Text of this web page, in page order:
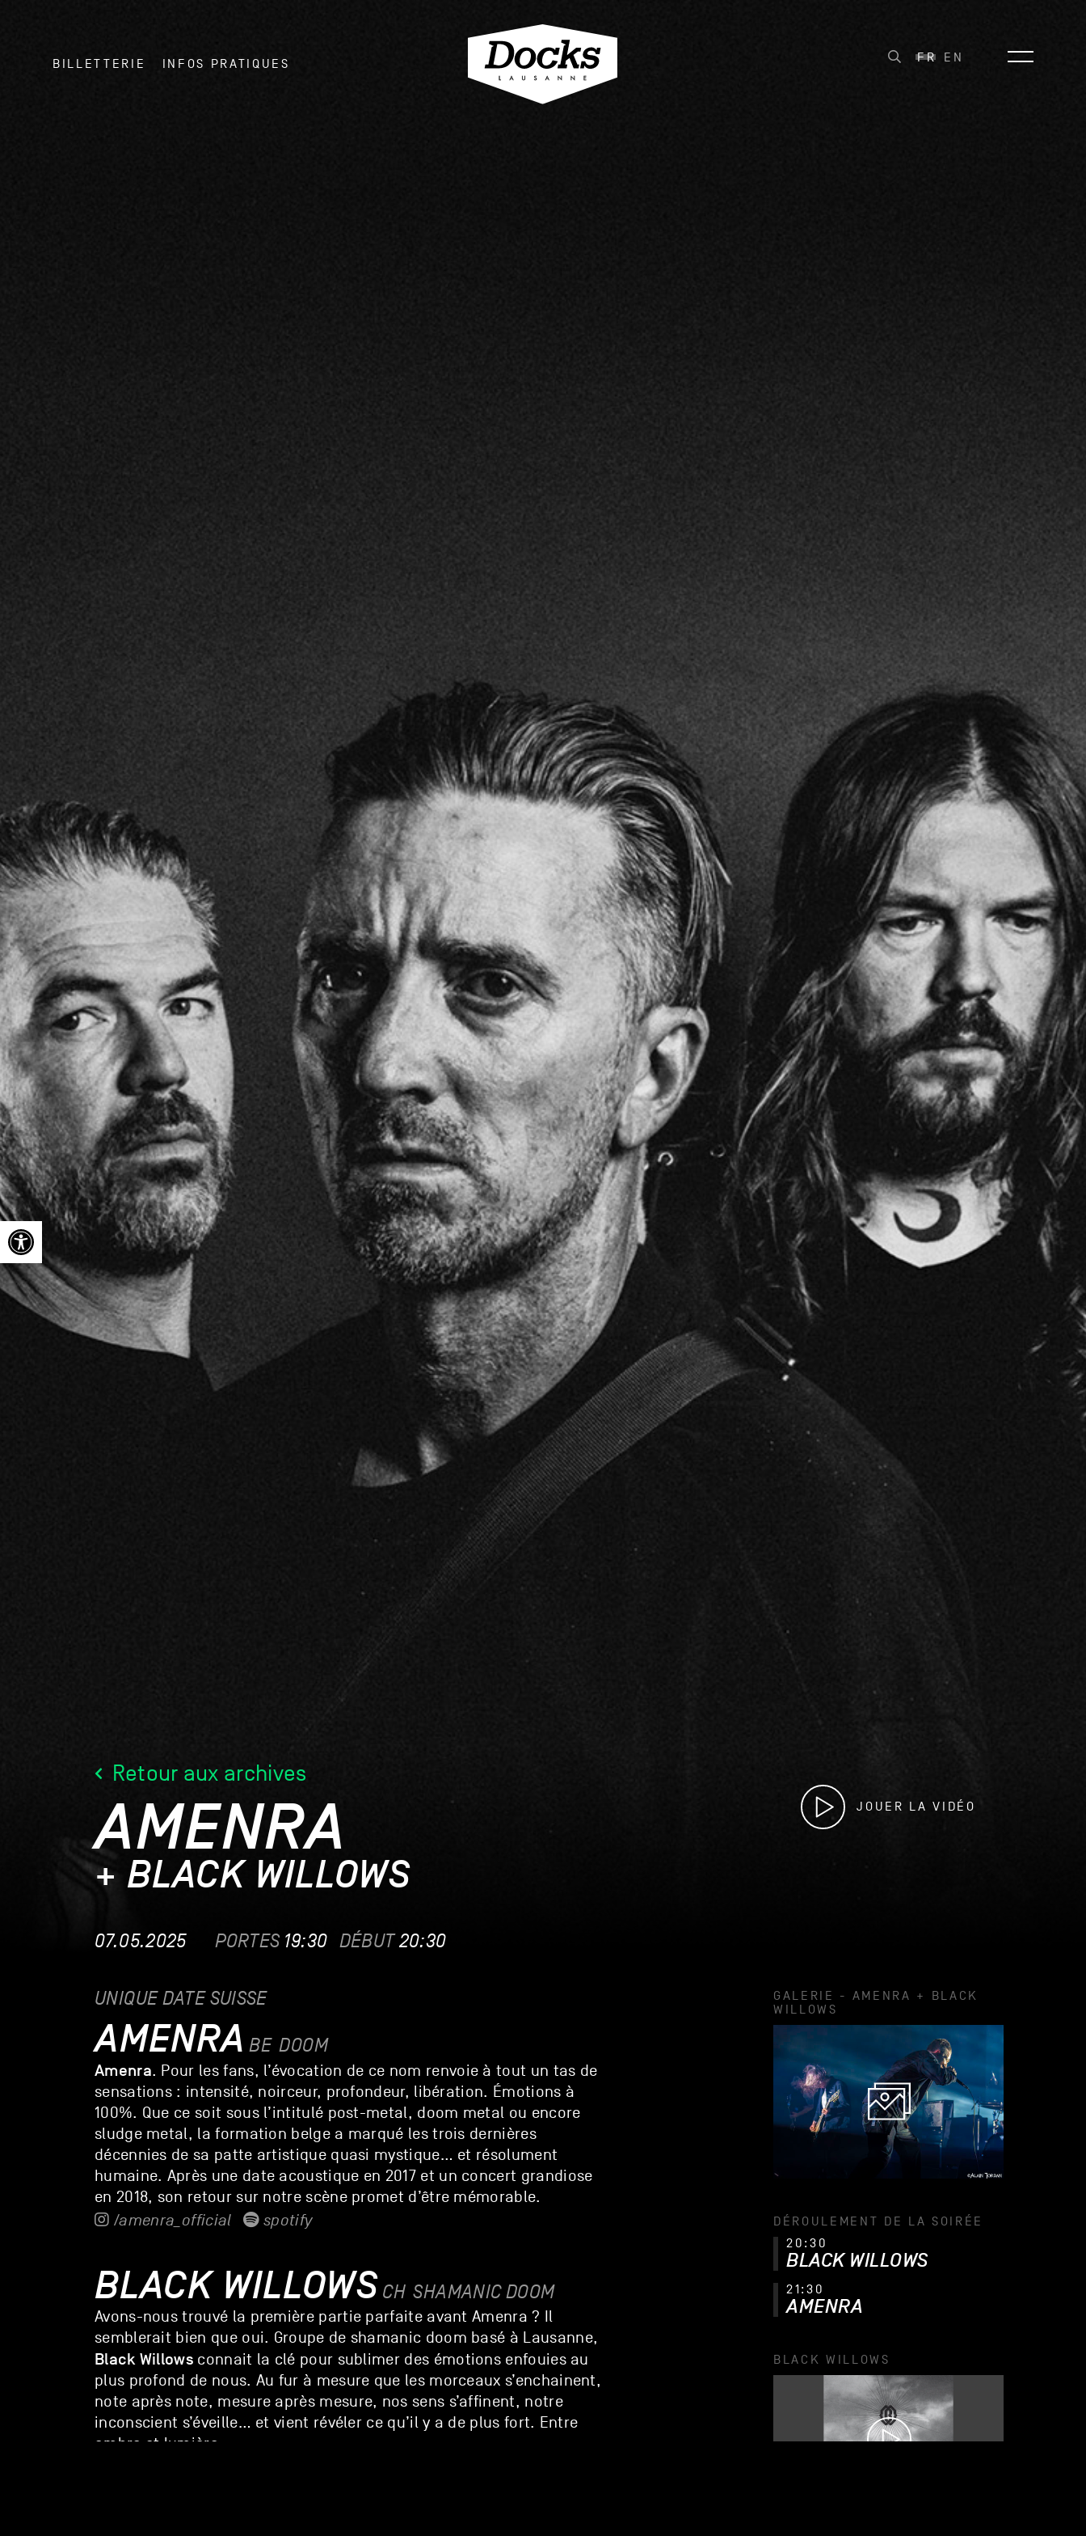
Ouvrir la barre d’outils
BILLETTERIE INFOS PRATIQUES FR EN
Retour aux archives
AMENRA JOUER LA VIDÉO
+ BLACK WILLOWS
07.05.2025 PORTES 19:30 DÉBUT 20:30
UNIQUE DATE SUISSE
AMENRA BE DOOM
Amenra. Pour les fans, l’évocation de ce nom renvoie à tout un tas de
sensations : intensité, noirceur, profondeur, libération. Émotions à
100%. Que ce soit sous l’intitulé post-metal, doom metal ou encore
sludge metal, la formation belge a marqué les trois dernières
décennies de sa patte artistique quasi mystique… et résolument
humaine. Après une date acoustique en 2017 et un concert grandiose
en 2018, son retour sur notre scène promet d’être mémorable.
/amenra_official
spotify
BLACK WILLOWS CH SHAMANIC DOOM
Avons-nous trouvé la première partie parfaite avant Amenra ? Il
semblerait bien que oui. Groupe de shamanic doom basé à Lausanne,
Black Willows connait la clé pour sublimer des émotions enfouies au
plus profond de nous. Au fur à mesure que les morceaux s’enchainent,
note après note, mesure après mesure, nos sens s’affinent, notre
inconscient s’éveille… et vient révéler ce qu’il y a de plus fort. Entre
ombre et lumière.
GALERIE - AMENRA + BLACK
WILLOWS
DÉROULEMENT DE LA SOIRÉE
20:30
BLACK WILLOWS
21:30
AMENRA
BLACK WILLOWS